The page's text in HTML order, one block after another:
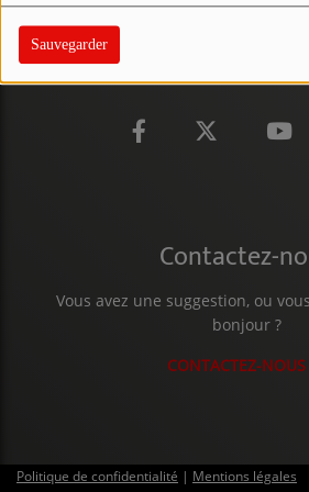
Sauvegarder
PARTICIPEZ
Contactez-
Vous avez une suggestion, ou
bonjour ?
CONTACTEZ-NOUS
Politique de confidentialité | Mentions légales